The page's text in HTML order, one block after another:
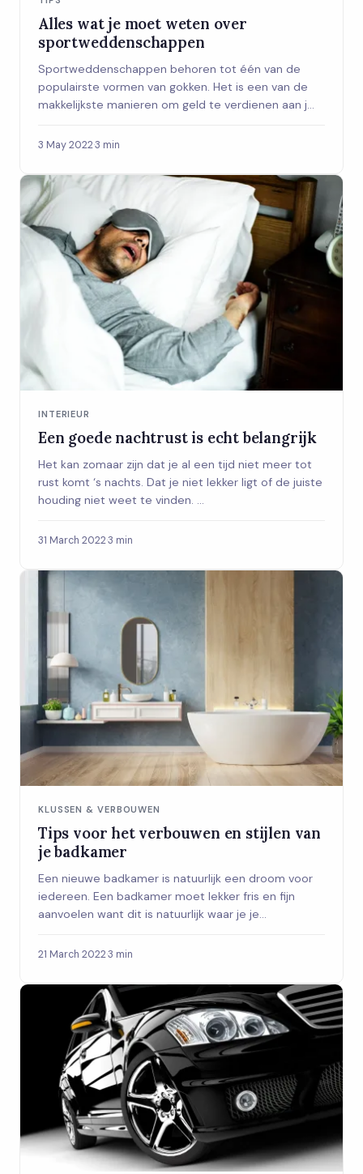
Alles wat je moet weten over
sportweddenschappen
Sportweddenschappen behoren tot één van de
populairste vormen van gokken. Het is een van de
makkelijkste manieren om geld te verdienen aan j...
3 May 2022·3 min
INTERIEUR
Een goede nachtrust is echt belangrijk
Het kan zomaar zijn dat je al een tijd niet meer tot
rust komt ‘s nachts. Dat je niet lekker ligt of de juiste
houding niet weet te vinden. ...
31 March 2022·3 min
KLUSSEN & VERBOUWEN
Tips voor het verbouwen en stijlen van
je badkamer
Een nieuwe badkamer is natuurlijk een droom voor
iedereen. Een badkamer moet lekker fris en fijn
aanvoelen want dit is natuurlijk waar je je...
21 March 2022·3 min